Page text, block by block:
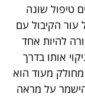
טיפול שונה
עור הקיבול עם
להיות אחד
אותו בדרך
מעוד הוא
על מראה